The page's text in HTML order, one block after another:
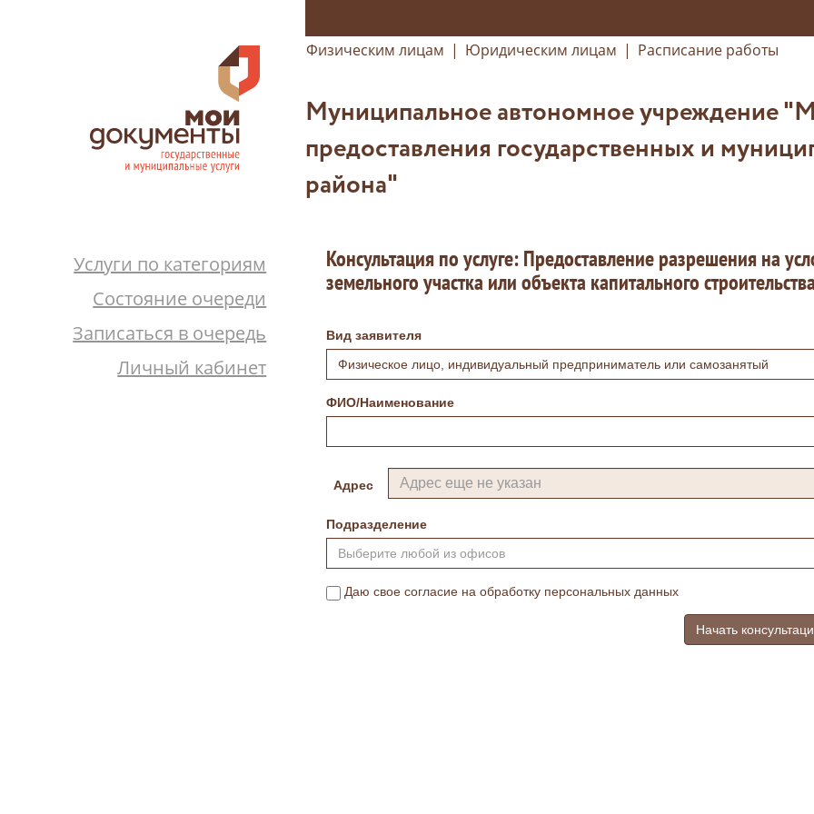
Физическим лицам | Юридическим лицам | Расписание работы
Муниципальное автономное учреждение
предоставления государственных и
района"
Услуги по категориям
Состояние очереди
Записаться в очередь
Личный кабинет
Консультация по услуге: Предоставление разрешения на
земельного участка или объекта капитального
Вид заявителя
Физическое лицо, индивидуальный предприниматель или самозанятый
ФИО/Наименование
Адрес
Подразделение
Выберите любой из офисов
Даю свое согласие на обработку персональных данных
Начать